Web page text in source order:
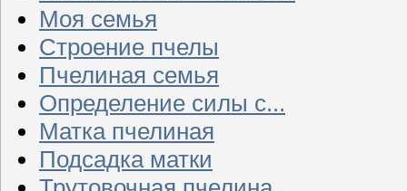
Моя семья
Строение пчелы
Пчелиная семья
Определение силы с...
Матка пчелиная
Подсадка матки